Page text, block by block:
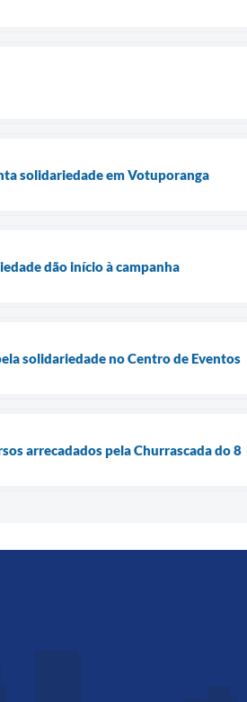
solidariedade em Votuporanga
dão início à campanha
solidariedade no Centro de Eventos
arrecadados pela Churrascada do 8